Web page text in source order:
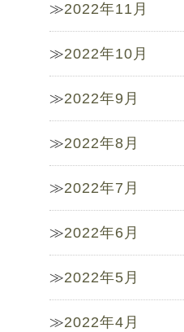
2022年11月
2022年10月
2022年9月
2022年8月
2022年7月
2022年6月
2022年5月
2022年4月